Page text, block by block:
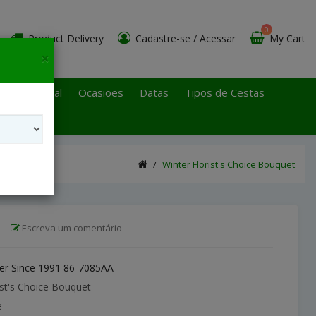
Product Delivery Cadastre-se / Acessar My Cart
0
Paulo Litoral Ocasiões Datas
Tipos de Cestas
Winter Florist's Choice Bouquet
Escreva um comentário
Since 1991 86-7085AA
Choice Bouquet
×